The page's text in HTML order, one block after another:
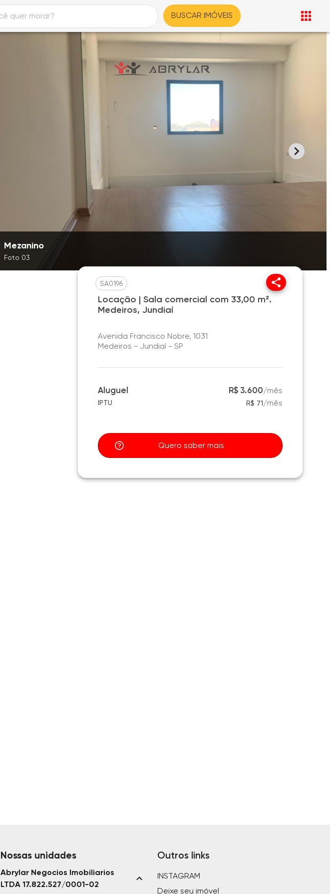
BUSCAR IMÓVEIS
Mezanino
Foto 03
SA0196
Locação | Sala comercial com 33,00 m².
Medeiros, Jundiaí
Avenida Francisco Nobre, 1031
Medeiros - Jundiaí - SP
Aluguel R$ 3.600/mês
IPTU R$ 71/mês
Quero saber mais
Nossas unidades
Abrylar Negocios Imobiliarios
LTDA 17.822.527/0001-02
Outros links
INSTAGRAM
Deixe seu imóvel